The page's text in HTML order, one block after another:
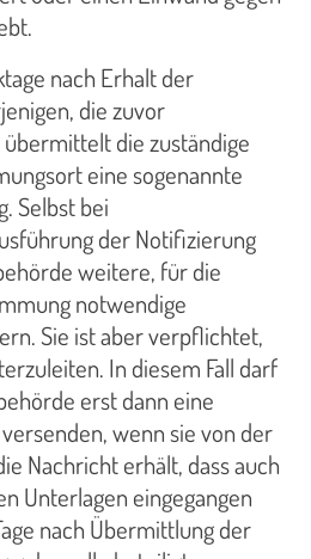
nach Erhalt der
die zuvor
die zuständige
eine sogenannte
Selbst bei
der Notifizierung
weitere, für die
notwendige
Sie ist aber verpflichtet,
In diesem Fall darf
erst dann eine
wenn sie von der
Nachricht erhält, dass auch
Unterlagen eingegangen
nach Übermittlung der